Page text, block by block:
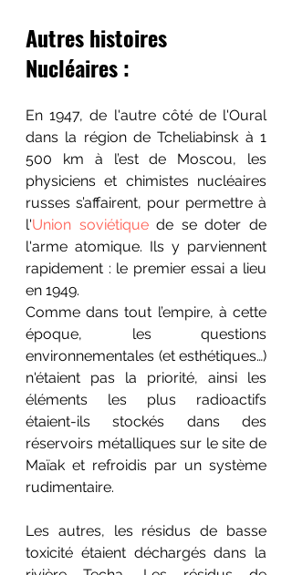
Autres histoires
Nucléaires :
En 1947, de l'autre côté de l'Oural
dans la région de Tcheliabinsk à 1
500 km à l’est de Moscou, les
physiciens et chimistes nucléaires
russes s’affairent, pour permettre à
l'Union soviétique de se doter de
l'arme atomique. Ils y parviennent
rapidement : le premier essai a lieu
en 1949.
Comme dans tout l’empire, à cette
époque, les questions
environnementales (et esthétiques…)
n'étaient pas la priorité, ainsi les
éléments les plus radioactifs
étaient-ils stockés dans des
réservoirs métalliques sur le site de
Maïak et refroidis par un système
rudimentaire.
Les autres, les résidus de basse
toxicité étaient déchargés dans la